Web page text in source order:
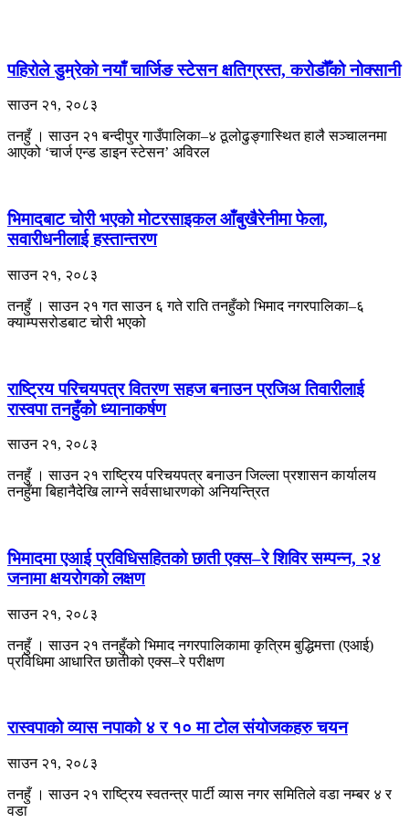
पहिरोले डुम्रेको नयाँ चार्जिङ स्टेसन क्षतिग्रस्त, करोडौँको नोक्सानी
साउन २१, २०८३
तनहुँ । साउन २१ बन्दीपुर गाउँपालिका–४ ठूलोढुङ्गास्थित हालै सञ्चालनमा
आएको ‘चार्ज एन्ड डाइन स्टेसन’ अविरल
भिमादबाट चोरी भएको मोटरसाइकल आँबुखैरेनीमा फेला,
सवारीधनीलाई हस्तान्तरण
साउन २१, २०८३
तनहुँ । साउन २१ गत साउन ६ गते राति तनहुँको भिमाद नगरपालिका–६
क्याम्पसरोडबाट चोरी भएको
राष्ट्रिय परिचयपत्र वितरण सहज बनाउन प्रजिअ तिवारीलाई
रास्वपा तनहुँको ध्यानाकर्षण
साउन २१, २०८३
तनहुँ । साउन २१ राष्ट्रिय परिचयपत्र बनाउन जिल्ला प्रशासन कार्यालय
तनहुँमा बिहानैदेखि लाग्ने सर्वसाधारणको अनियन्त्रित
भिमादमा एआई प्रविधिसहितको छाती एक्स–रे शिविर सम्पन्न, २४
जनामा क्षयरोगको लक्षण
साउन २१, २०८३
तनहुँ । साउन २१ तनहुँको भिमाद नगरपालिकामा कृत्रिम बुद्धिमत्ता (एआई)
प्रविधिमा आधारित छातीको एक्स–रे परीक्षण
रास्वपाको व्यास नपाको ४ र १० मा टोल संयोजकहरु चयन
साउन २१, २०८३
तनहुँ । साउन २१ राष्ट्रिय स्वतन्त्र पार्टी व्यास नगर समितिले वडा नम्बर ४ र
वडा